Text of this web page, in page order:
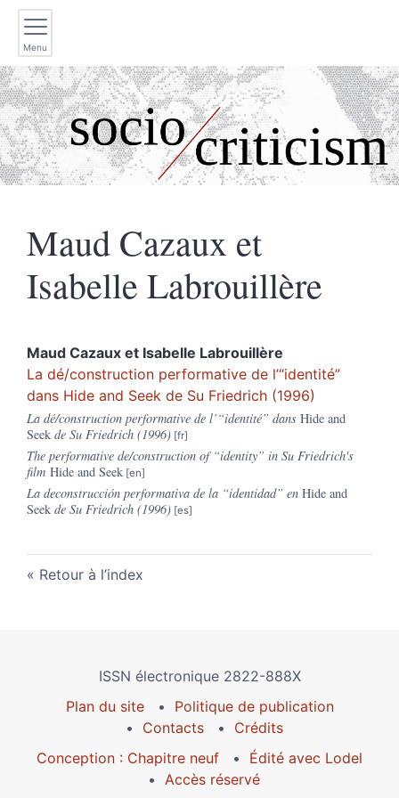
Menu
Maud Cazaux et
Isabelle Labrouillère
Maud Cazaux et Isabelle Labrouillère
La dé/construction performative de l’“identité”
dans Hide and Seek de Su Friedrich (1996)
La dé/construction performative de l’“identité” dans Hide and
Seek de Su Friedrich (1996)
The performative de/construction of “identity” in Su Friedrich's
film Hide and Seek
La deconstrucción performativa de la “identidad” en Hide and
Seek de Su Friedrich (1996)
Retour à l’index
ISSN électronique 2822-888X
Plan du site
Politique de publication
Contacts
Crédits
Conception : Chapitre neuf
Édité avec Lodel
Accès réservé